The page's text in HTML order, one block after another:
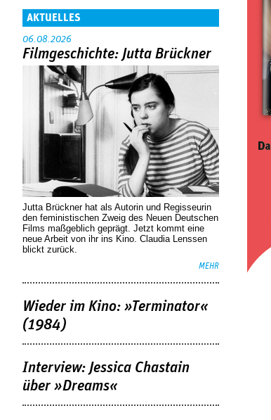
AKTUELLES
06.08.2026
Filmgeschichte: Jutta Brückner
Jutta Brückner hat als Autorin und Regisseurin
den feministischen Zweig des Neuen Deutschen
Films maßgeblich geprägt. Jetzt kommt eine
neue Arbeit von ihr ins Kino. Claudia Lenssen
blickt zurück.
MEHR
Wieder im Kino: »Terminator«
(1984)
Interview: Jessica Chastain
über »Dreams«